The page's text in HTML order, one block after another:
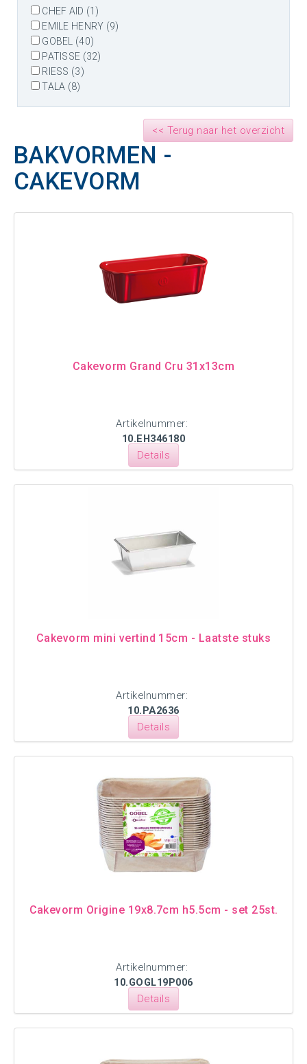
CHEF AID (1)
EMILE HENRY (9)
GOBEL (40)
PATISSE (32)
RIESS (3)
TALA (8)
<< Terug naar het overzicht
BAKVORMEN -
CAKEVORM
Cakevorm Grand Cru 31x13cm
Artikelnummer:
10.EH346180
Details
Cakevorm mini vertind 15cm - Laatste stuks
Artikelnummer:
10.PA2636
Details
Cakevorm Origine 19x8.7cm h5.5cm - set 25st.
Artikelnummer:
10.GOGL19P006
Details